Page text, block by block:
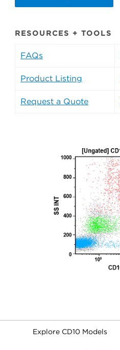
RESOURCES + TOOLS
FAQs
Product Listing
Request a Quote
Explore CD10 Models